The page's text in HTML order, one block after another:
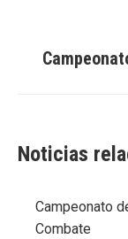
Noticias
Campeonato
Combate